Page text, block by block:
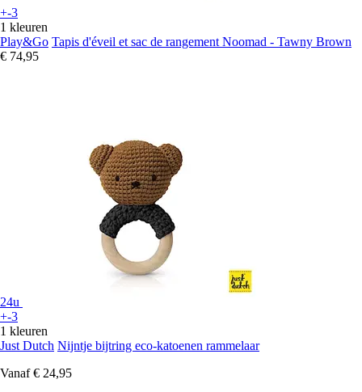
+-3
1 kleuren
Play&Go Tapis d'éveil et sac de rangement Noomad - Tawny Brown
€ 74,95
24u
+-3
1 kleuren
Just Dutch Nijntje bijtring eco-katoenen rammelaar
Vanaf € 24,95